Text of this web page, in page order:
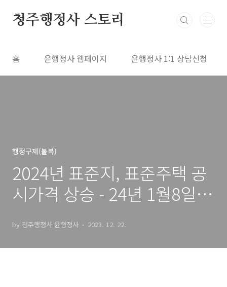
청주행정사 스토리
홈 윤행정사 웹페이지 윤행정사 1:1 상담신청
행정구제(불복)
2024년 표준지, 표준주택 공
시가격 상승 - 24년 1월8일
by 청주행정사 윤행정사 2023. 12. 22.